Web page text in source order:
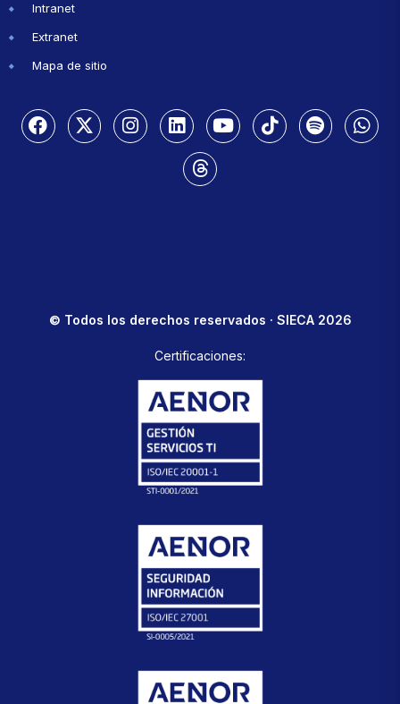
Intranet
Extranet
Mapa de sitio
© Todos los derechos reservados · SIECA 2026
Certificaciones: